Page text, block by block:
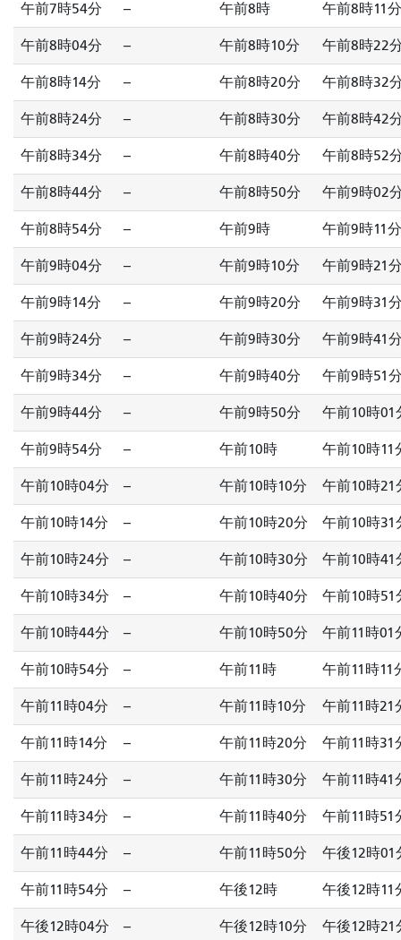
午前7時54分 -- 午前8時 午前8時11分
午前8時04分 -- 午前8時10分 午前8時22
午前8時14分 -- 午前8時20分 午前8時32
午前8時24分 -- 午前8時30分 午前8時42
午前8時34分 -- 午前8時40分 午前8時52
午前8時44分 -- 午前8時50分 午前9時02
午前8時54分 -- 午前9時 午前9時11分
午前9時04分 -- 午前9時10分 午前9時21
午前9時14分 -- 午前9時20分 午前9時31
午前9時24分 -- 午前9時30分 午前9時41
午前9時34分 -- 午前9時40分 午前9時51
午前9時44分 -- 午前9時50分 午前10時01
午前9時54分 -- 午前10時 午前10時11
午前10時04分 -- 午前10時10分 午前10時21
午前10時14分 -- 午前10時20分 午前10時31
午前10時24分 -- 午前10時30分 午前10時41
午前10時34分 -- 午前10時40分 午前10時51
午前10時44分 -- 午前10時50分 午前11時01
午前10時54分 -- 午前11時 午前11時11
午前11時04分 -- 午前11時10分 午前11時21
午前11時14分 -- 午前11時20分 午前11時31
午前11時24分 -- 午前11時30分 午前11時41
午前11時34分 -- 午前11時40分 午前11時51
午前11時44分 -- 午前11時50分 午後12時01
午前11時54分 -- 午後12時 午後12時11
午後12時04分 -- 午後12時10分 午後12時21